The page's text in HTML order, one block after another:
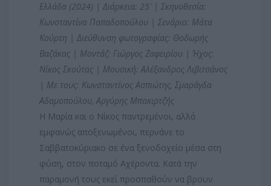
Ελλάδα (2024) | Διάρκεια: 25' | Σκηνοθεσία:
Κωνσταντίνα Παπαδοπούλου | Σενάριο: Μάτα
Κούρτη | Διεύθυνση φωτογραφίας: Θοδωρής
Βαζάκας | Μοντάζ: Γιώργος Ζαφειρίου | Ήχος:
Νίκος Σκούτας | Μουσική: Αλέξανδρος Λιβιτσάνος
| Με τους: Κωνσταντίνος Ασπιώτης, Σμαράγδα
Αδαμοπούλου, Αργύρης Μπακιρτζής
Η Μαρία και ο Νίκος παντρεμένοι, αλλά
εμφανώς αποξενωμένοι, περνάνε το
Σαββατοκύριακο σε ένα ξενοδοχείο μέσα στη
φύση, στον ποταμό Αχέροντα. Κατά την
παραμονή τους εκεί προσπαθούν να βρουν